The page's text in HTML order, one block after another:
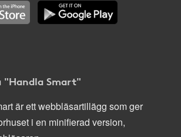
"Handla Smart"
är ett webbläsartillägg som ger
i en minifierad version,